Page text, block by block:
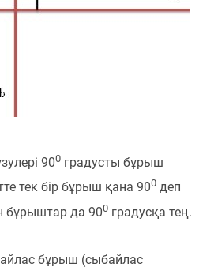
900градусты бұрыш
тек бір бұрыш қана 900деп
бұрыштар да 900градусқа тең.
бұрыш (сыбайлас